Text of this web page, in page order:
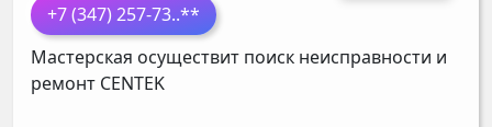
+7 (347) 257-73..**
Мастерская осуществит поиск неисправности и
ремонт CENTEK